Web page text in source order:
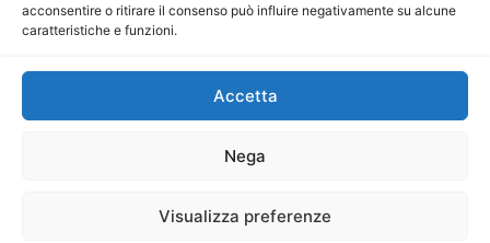
acconsentire o ritirare il consenso può influire negativamente su alcune
caratteristiche e funzioni.
Accetta
Nega
Visualizza preferenze
Direttore Responsabile: Maria Calabrese
P.IVA: 06334930820
Mercurio Comunicazione Società Cooperativa a r.l. è
iscritta al Registro degli Operatori di Comunicazione al
Sito gestito daLa Digitale srl–info@ladigitale.it